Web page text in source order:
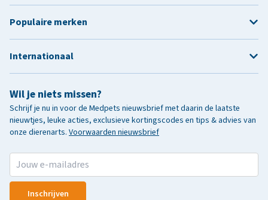
Wil je niets missen?
Schrijf je nu in voor de Medpets nieuwsbrief met daarin de laatste
nieuwtjes, leuke acties, exclusieve kortingscodes en tips & advies van
onze dierenarts. Voorwaarden nieuwsbrief
Inschrijven
Populaire merken
Internationaal